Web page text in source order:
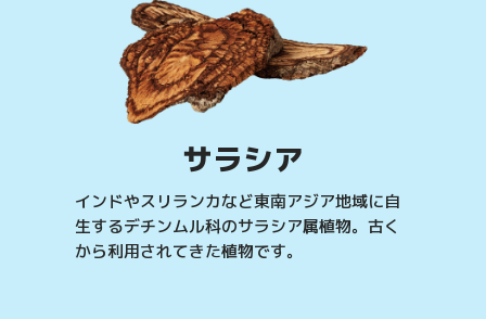
サラシア
インドやスリランカなど東南アジア地域に自
生するデチンムル科のサラシア属植物。古く
から利用されてきた植物です。